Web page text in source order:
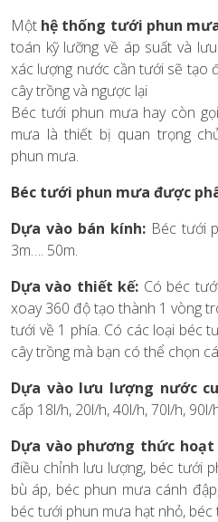
Một hệ thống tưới phun
toán kỹ lưỡng về áp suất và
xác lượng nước cần tưới sẽ tạo
cây trồng và ngược lại
Béc tưới phun mưa hay còn
mưa là thiết bị quan trọng
phun mưa.
Béc tưới phun mưa được
Dựa vào bán kính:Béc tưới
3m…. 50m.
Dựa vào thiết kế: Có béc
xoay 360 độ tạo thành 1 vòng
tưới về 1 phía. Có các loại béc
cây trồng mà bạn có thể chọn
Dựa vào lưu lượng nước
cấp 18l/h, 20l/h, 40l/h, 70l/h,
Dựa vào phương thức hoạt
điều chỉnh lưu lượng, béc tưới
bù áp, béc phun mưa cánh
béc tưới phun mưa hạt nhỏ,